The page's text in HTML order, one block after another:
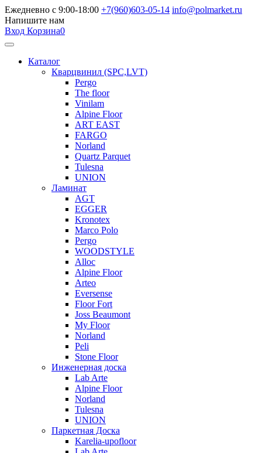
Ежедневно с 9:00-18:00 +7(960)603-05-14 info@polmarket.ru
Напишите нам
Вход Корзина0
Каталог
Кварцвинил (SPC,LVT)
Pergo
The floor
Vinilam
Alpine Floor
ART EAST
FARGO
Norland
Quartz Parquet
Tulesna
UNION
Ламинат
AGT
EGGER
Kronotex
Marco Polo
Pergo
WOODSTYLE
Alloc
Alpine Floor
Arteo
Eversense
Floor Fort
Joss Beaumont
My Floor
Norland
Peli
Stone Floor
Инженерная доска
Lab Arte
Alpine Floor
Norland
Tulesna
UNION
Паркетная Доска
Karelia-upofloor